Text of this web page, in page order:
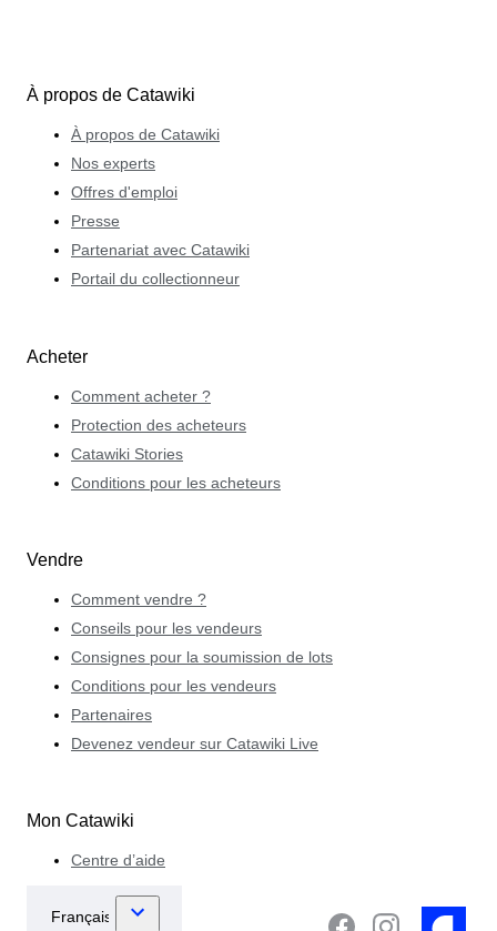
À propos de Catawiki
À propos de Catawiki
Nos experts
Offres d'emploi
Presse
Partenariat avec Catawiki
Portail du collectionneur
Acheter
Comment acheter ?
Protection des acheteurs
Catawiki Stories
Conditions pour les acheteurs
Vendre
Comment vendre ?
Conseils pour les vendeurs
Consignes pour la soumission de lots
Conditions pour les vendeurs
Partenaires
Devenez vendeur sur Catawiki Live
Mon Catawiki
Centre d’aide